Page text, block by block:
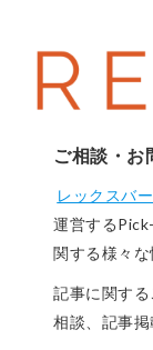
ご相談・お
レックスバ
運営する
関する様々な
記事に関す
相談、記事掲